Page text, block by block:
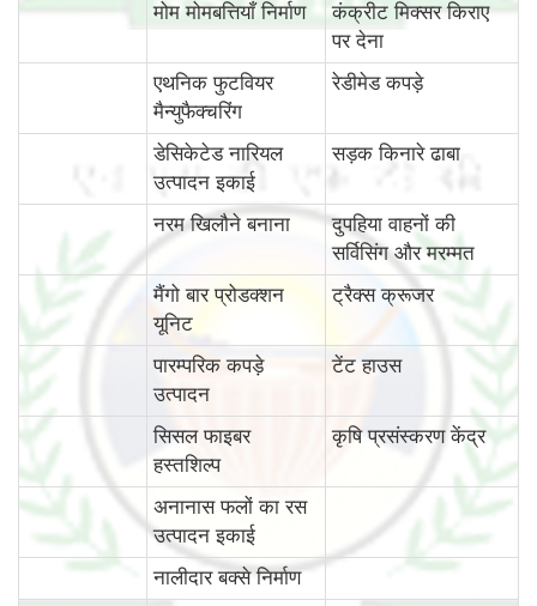
मोम मोमबत्तियाँ निर्माण
कंक्रीट मिक्सर किराए
पर देना
एथनिक फुटवियर
मैन्युफैक्चरिंग
रेडीमेड कपड़े
डेसिकेटेड नारियल
उत्पादन इकाई
सड़क किनारे ढाबा
नरम खिलौने बनाना
दुपहिया वाहनों की
सर्विसिंग और मरम्मत
मैंगो बार प्रोडक्शन
यूनिट
ट्रैक्स क्रूजर
पारम्‍परिक कपड़े
उत्पादन
टेंट हाउस
सिसल फाइबर
हस्तशिल्प
कृषि प्रसंस्करण केंद्र
अनानास फलों का रस
उत्पादन इकाई
नालीदार बक्से निर्माण